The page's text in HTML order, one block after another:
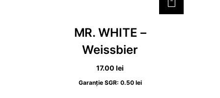
MR. WHITE –
Weissbier
17.00 lei
Garanție SGR: 0.50 lei